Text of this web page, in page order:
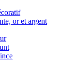
or et argent